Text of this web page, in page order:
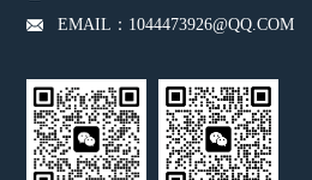
EMAIL：1044473926@QQ.COM